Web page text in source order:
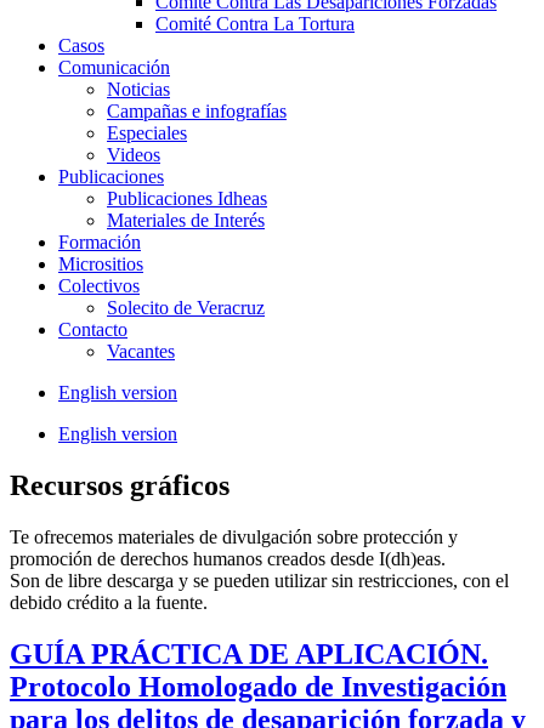
Comité Contra La Tortura​
Casos
Comunicación
Noticias
Campañas e infografías
Especiales
Videos
Publicaciones
Publicaciones Idheas
Materiales de Interés
Formación
Micrositios
Colectivos
Solecito de Veracruz
Contacto
Vacantes
English version
English version
Recursos gráficos
Te ofrecemos materiales de divulgación sobre protección y
promoción de derechos humanos creados desde I(dh)eas.
Son de libre descarga y se pueden utilizar sin restricciones, con el
debido crédito a la fuente.
GUÍA PRÁCTICA DE APLICACIÓN.
Protocolo Homologado de Investigación
para los delitos de desaparición forzada y